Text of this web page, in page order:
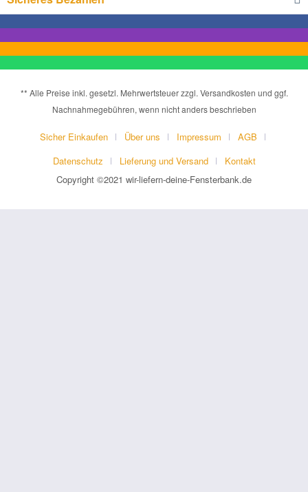
** Alle Preise inkl. gesetzl. Mehrwertsteuer zzgl. Versandkosten und ggf.
Nachnahmegebühren, wenn nicht anders beschrieben
Sicher Einkaufen Über uns Impressum
AGB
Datenschutz
Lieferung und Versand
Kontakt
Copyright ©2021 wir-liefern-deine-Fensterbank.de